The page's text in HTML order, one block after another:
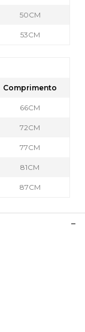
50CM
53CM
Comprimento
66CM
72CM
77CM
81CM
87CM